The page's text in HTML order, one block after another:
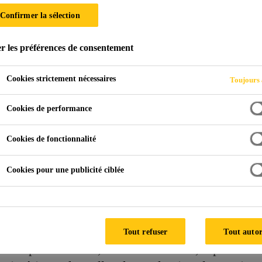
protègent les murs intérieurs contre de
la carbonatation, les charges
vapeur d'eau et, dans certains cas, répulsifs
Confirmer la sélection
les préférences de consentement
Cookies strictement nécessaires Toujours
Cookies de performance
Cookies de fonctionnalité
Cookies pour une publicité ciblée
Tout refuser Tout